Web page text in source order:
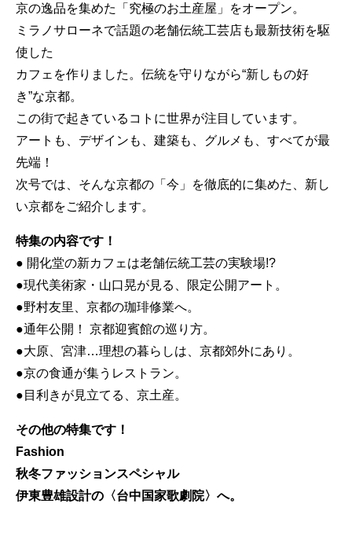
京の逸品を集めた「究極のお土産屋」をオープン。
ミラノサローネで話題の老舗伝統工芸店も最新技術を駆
使した
カフェを作りました。伝統を守りながら“新しもの好
き”な京都。
この街で起きているコトに世界が注目しています。
アートも、デザインも、建築も、グルメも、すべてが最
先端！
次号では、そんな京都の「今」を徹底的に集めた、新し
い京都をご紹介します。
特集の内容です！
● 開化堂の新カフェは老舗伝統工芸の実験場!?
●現代美術家・山口晃が見る、限定公開アート。
●野村友里、京都の珈琲修業へ。
●通年公開！ 京都迎賓館の巡り方。
●大原、宮津…理想の暮らしは、京都郊外にあり。
●京の食通が集うレストラン。
●目利きが見立てる、京土産。
その他の特集です！
Fashion
秋冬ファッションスペシャル
伊東豊雄設計の〈台中国家歌劇院〉へ。